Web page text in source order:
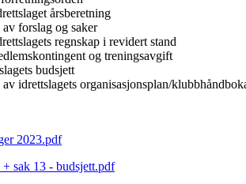
årsberetning
forslag og saker
regnskap i revidert stand
og treningsavgift
budsjett
idrettslagets organisasjonsplan/
2023.pdf
+ sak 13 - budsjett.pdf